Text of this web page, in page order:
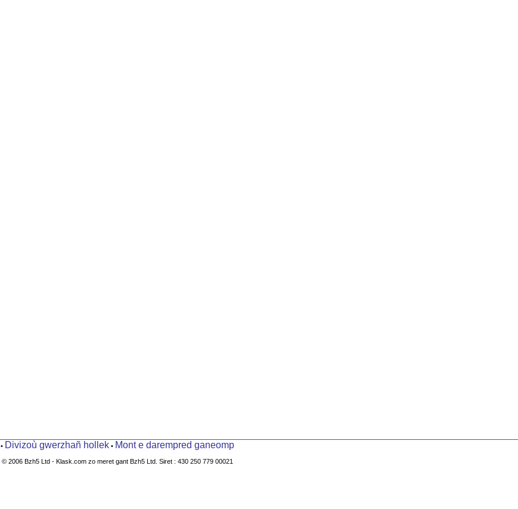
• Divizoù gwerzhañ hollek • Mont e darempred ganeomp
© 2006 Bzh5 Ltd - Klask.com zo meret gant Bzh5 Ltd. Siret : 430 250 779 00021